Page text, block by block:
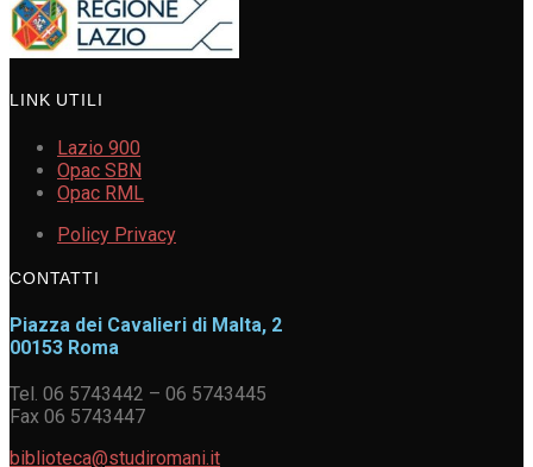
LINK UTILI
Lazio 900
Opac SBN
Opac RML
Policy Privacy
CONTATTI
Piazza dei Cavalieri di Malta, 2
00153 Roma
Tel. 06 5743442 – 06 5743445
Fax 06 5743447
biblioteca@studiromani.it